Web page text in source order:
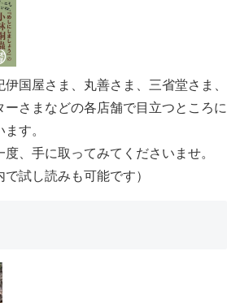
伊国屋さま、丸善さま、三省堂さま、
ーさまなどの各店舗で目立つところに
す。
、手に取ってみてくださいませ。
で試し読みも可能です）